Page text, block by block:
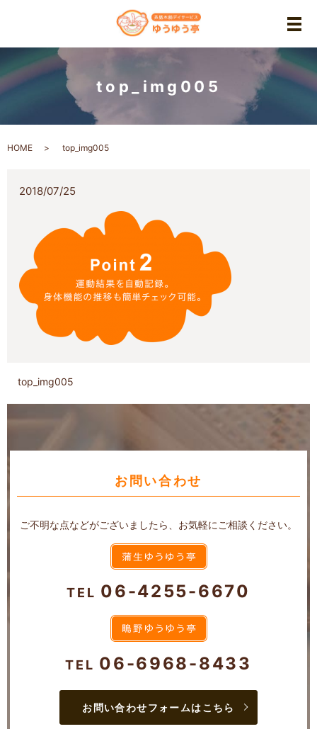
メ
top_img005
HOME top_img005
2018/07/25
top_img005
お問い合わせ
ご不明な点などがございましたら、お気軽にご相談ください。
TEL 06-4255-6670
TEL 06-6968-8433
お問い合わせフォームはこちら